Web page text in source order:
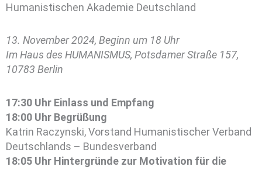
Humanistischen Akademie Deutschland
13. November 2024, Beginn um 18 Uhr
Im Haus des HUMANISMUS, Potsdamer Straße 157,
10783 Berlin
17:30 Uhr Einlass und Empfang
18:00 Uhr Begrüßung
Katrin Raczynski, Vorstand Humanistischer Verband
Deutschlands – Bundesverband
18:05 Uhr Hintergründe zur Motivation für die